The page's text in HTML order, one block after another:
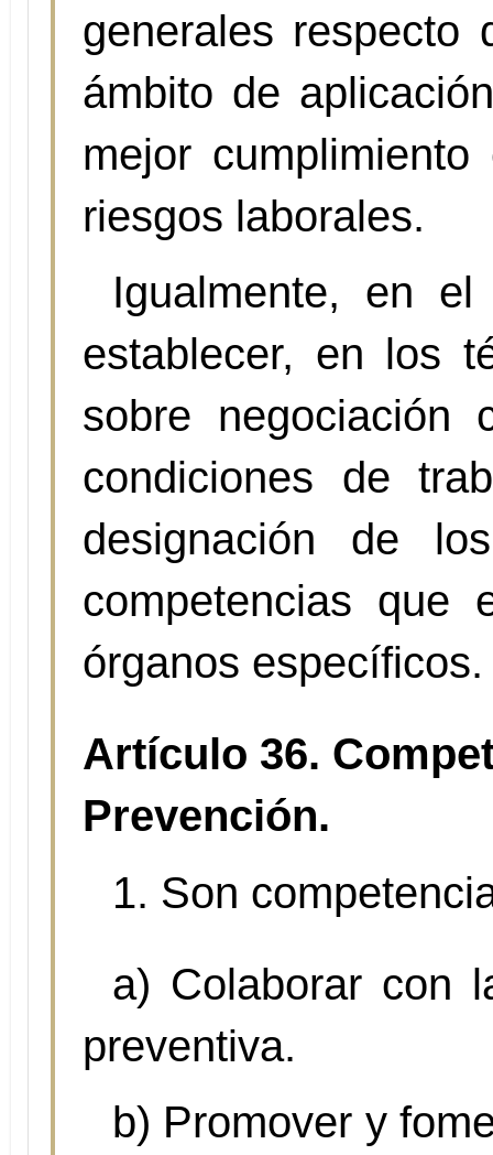
generales
ámbito de
mejor
riesgos laborales.
Igualmente, en
establecer, en los
sobre negociación
condiciones de
designación de
competencias que
órganos específicos.
Artículo 36.
Prevención.
1. Son
a) Colaborar con
preventiva.
b) Promover y